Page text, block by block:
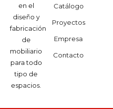
en el
diseño y
fabricación
de
mobiliario
para todo
tipo de
espacios.
Catálogo
Proyectos
Empresa
Contacto